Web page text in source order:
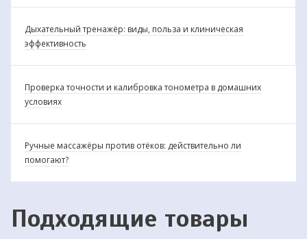
Дыхательный тренажёр: виды, польза и клиническая
эффективность
Проверка точности и калибровка тонометра в домашних
условиях
Ручные массажёры против отёков: действительно ли
помогают?
Подходящие товары